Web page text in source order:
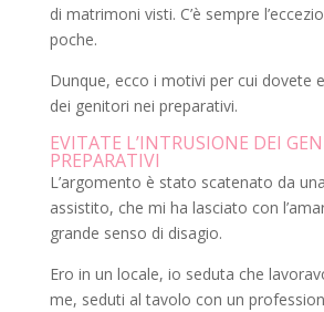
di matrimoni visti. C’è sempre
poche.
Dunque, ecco i motivi per cui dovete
dei genitori nei preparativi.
EVITATE L’INTRUSIONE DEI
PREPARATIVI
L’argomento è stato scatenato da
assistito, che mi ha lasciato con
grande senso di disagio.
Ero in un locale, io seduta che
me, seduti al tavolo con un